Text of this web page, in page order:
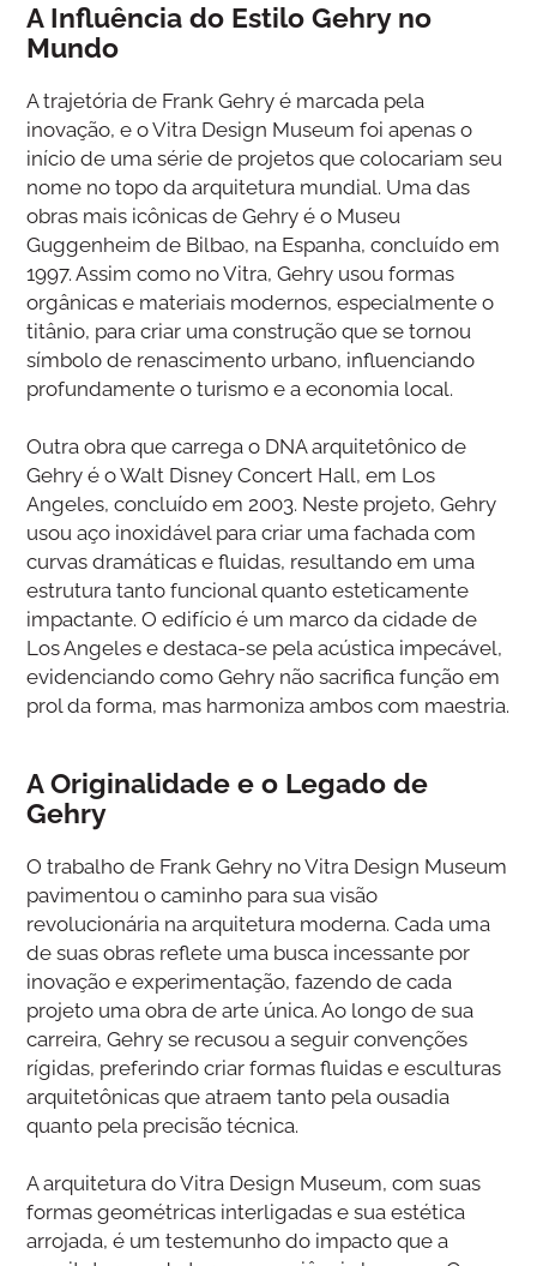
A Influência do Estilo Gehry no
Mundo
A trajetória de Frank Gehry é marcada pela
inovação, e o Vitra Design Museum foi apenas o
início de uma série de projetos que colocariam seu
nome no topo da arquitetura mundial. Uma das
obras mais icônicas de Gehry é o Museu
Guggenheim de Bilbao, na Espanha, concluído em
1997. Assim como no Vitra, Gehry usou formas
orgânicas e materiais modernos, especialmente o
titânio, para criar uma construção que se tornou
símbolo de renascimento urbano, influenciando
profundamente o turismo e a economia local.
Outra obra que carrega o DNA arquitetônico de
Gehry é o Walt Disney Concert Hall, em Los
Angeles, concluído em 2003. Neste projeto, Gehry
usou aço inoxidável para criar uma fachada com
curvas dramáticas e fluidas, resultando em uma
estrutura tanto funcional quanto esteticamente
impactante. O edifício é um marco da cidade de
Los Angeles e destaca-se pela acústica impecável,
evidenciando como Gehry não sacrifica função em
prol da forma, mas harmoniza ambos com maestria.
A Originalidade e o Legado de
Gehry
O trabalho de Frank Gehry no Vitra Design Museum
pavimentou o caminho para sua visão
revolucionária na arquitetura moderna. Cada uma
de suas obras reflete uma busca incessante por
inovação e experimentação, fazendo de cada
projeto uma obra de arte única. Ao longo de sua
carreira, Gehry se recusou a seguir convenções
rígidas, preferindo criar formas fluidas e esculturas
arquitetônicas que atraem tanto pela ousadia
quanto pela precisão técnica.
A arquitetura do Vitra Design Museum, com suas
formas geométricas interligadas e sua estética
arrojada, é um testemunho do impacto que a